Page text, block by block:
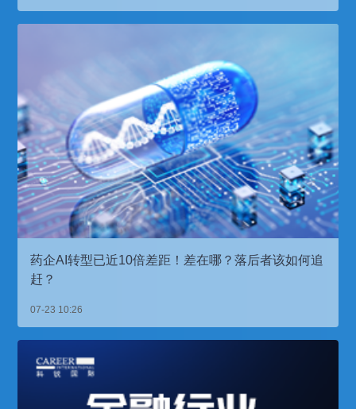
药企AI转型已近10倍差距！差在哪？落后者该如何追
赶？
07-23 10:26